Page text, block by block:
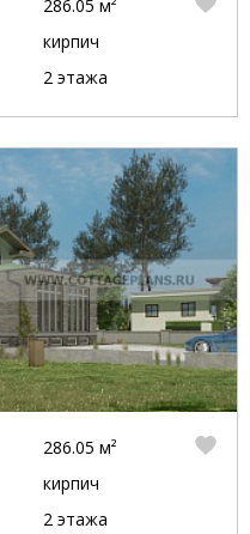
286.05 м²
кирпич
2 этажа
286.05 м²
кирпич
2 этажа